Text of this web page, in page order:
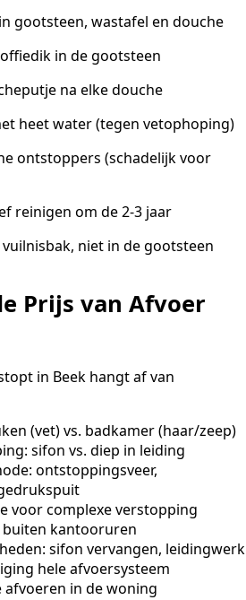
gootsteen, wastafel en douche
in de gootsteen
na elke douche
heet water (tegen vetophoping)
ontstoppers (schadelijk voor
reinigen om de 2-3 jaar
niet in de gootsteen
Prijs van Afvoer
in Beek hangt af van
(vet) vs. badkamer (haar/zeep)
sifon vs. diep in leiding
ontstoppingsveer,
voor complexe verstopping
kantooruren
sifon vervangen, leidingwerk
hele afvoersysteem
in de woning